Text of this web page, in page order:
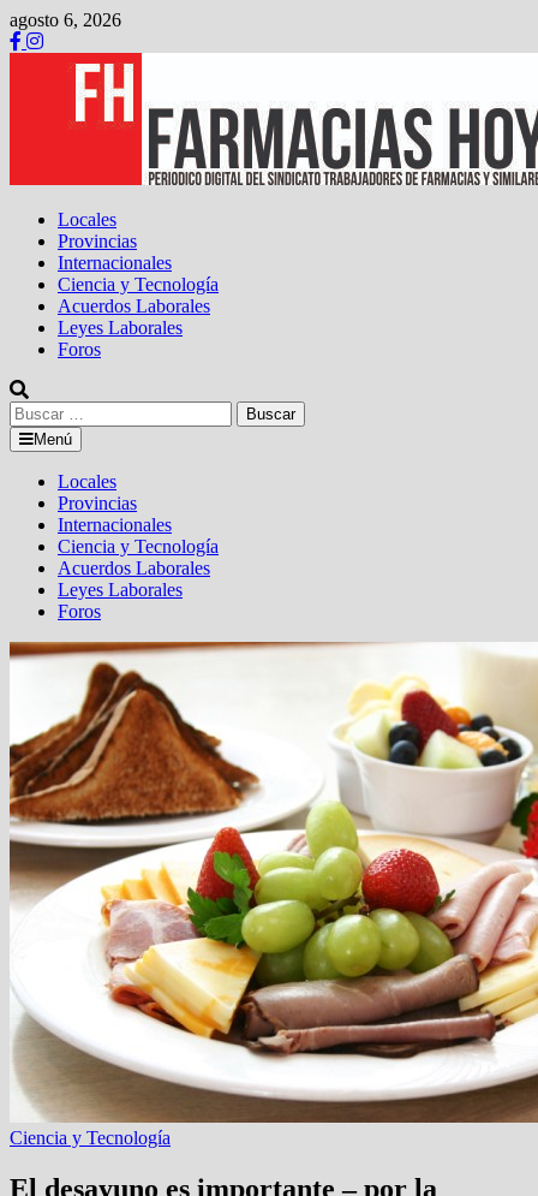
Saltar
al
contenido
agosto 6, 2026
Locales
Provincias
Internacionales
Ciencia y Tecnología
Acuerdos Laborales
Leyes Laborales
Foros
Buscar:
Menú
Locales
Provincias
Internacionales
Ciencia y Tecnología
Acuerdos Laborales
Leyes Laborales
Foros
Ciencia y Tecnología
El desayuno es importante – por la